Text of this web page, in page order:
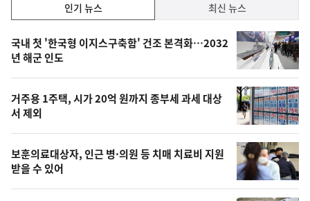
기,
최
신,
늘
의
영
상
인기 뉴스 최신 뉴스
기
뉴
스
국내 첫 '한국형 이지스구축함' 건조 본격화…2032
년 해군 인도
거주용 1주택, 시가 20억 원까지 종부세 과세 대상
서 제외
보훈의료대상자, 인근 병·의원 등 치매 치료비 지원
받을 수 있어